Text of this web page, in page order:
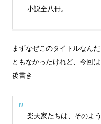
小説全八冊。
まずなぜこのタイトルなん
ともなかったけれど、今回
後書き
楽天家たちは、そのよ